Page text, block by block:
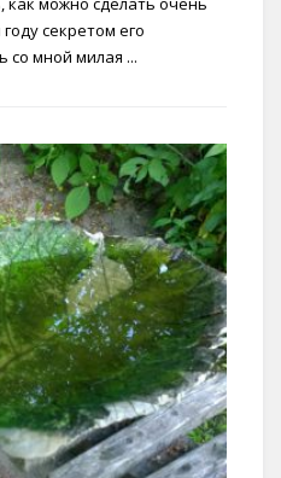
секретом его
со мной милая ...